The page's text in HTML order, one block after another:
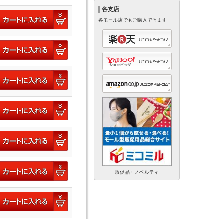
各支店
各モール店でもご購入できます
販促品・ノベルティ